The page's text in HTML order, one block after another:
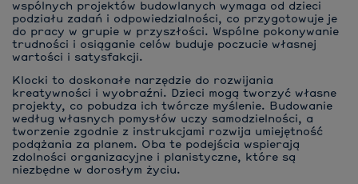
wspólnych projektów budowlanych wymaga od dzieci
podziału zadań i odpowiedzialności, co przygotowuje je
do pracy w grupie w przyszłości. Wspólne pokonywanie
trudności i osiąganie celów buduje poczucie własnej
wartości i satysfakcji.
Klocki to doskonałe narzędzie do rozwijania
kreatywności i wyobraźni. Dzieci mogą tworzyć własne
projekty, co pobudza ich twórcze myślenie. Budowanie
według własnych pomysłów uczy samodzielności, a
tworzenie zgodnie z instrukcjami rozwija umiejętność
podążania za planem. Oba te podejścia wspierają
zdolności organizacyjne i planistyczne, które są
niezbędne w dorosłym życiu.